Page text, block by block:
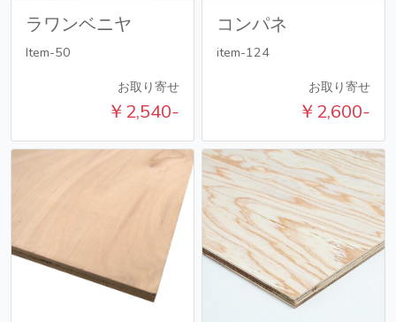
ラワンベニヤ
Item-50
お取り寄せ
￥2,540-
コンパネ
item-124
お取り寄せ
￥2,600-